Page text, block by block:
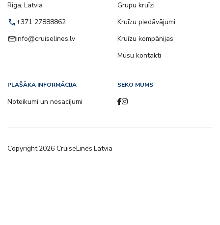
Riga, Latvia
call+371 27888862
emailinfo@cruiselines.lv
Grupu kruīzi
Kruīzu piedāvājumi
Kruīzu kompānijas
Mūsu kontakti
PLAŠĀKA INFORMĀCIJA
Noteikumi un nosacījumi
SEKO MUMS
Copyright2026 CruiseLines Latvia